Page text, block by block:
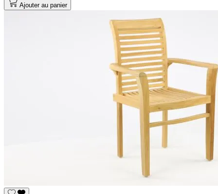
Ajouter au panier